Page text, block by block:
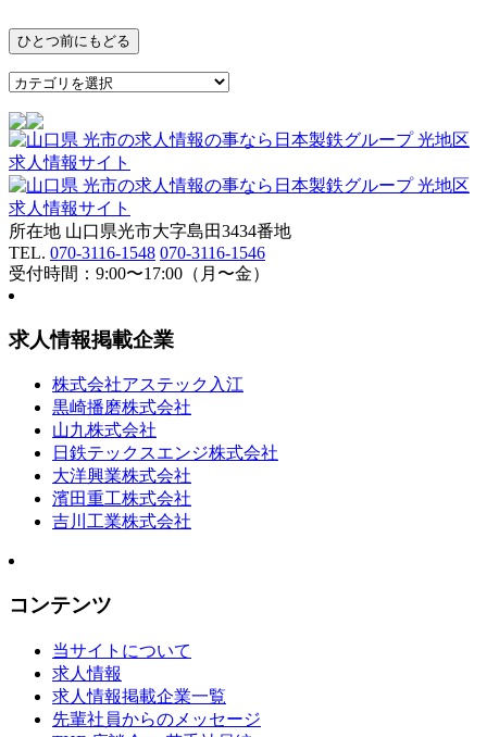
所在地 山口県光市大字島田3434番地
TEL. 070-3116-1548 070-3116-1546
受付時間：9:00〜17:00（月〜金）
求人情報掲載企業
株式会社アステック入江
黒崎播磨株式会社
山九株式会社
日鉄テックスエンジ株式会社
大洋興業株式会社
濱田重工株式会社
吉川工業株式会社
コンテンツ
当サイトについて
求人情報
求人情報掲載企業一覧
先輩社員からのメッセージ